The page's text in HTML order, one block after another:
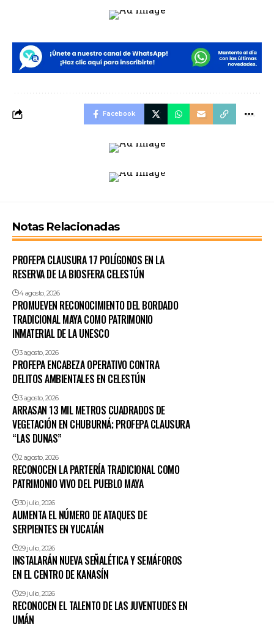
Facebook
Notas Relacionadas
PROFEPA CLAUSURA 17 POLÍGONOS EN LA
RESERVA DE LA BIOSFERA CELESTÚN
4 agosto, 2026
PROMUEVEN RECONOCIMIENTO DEL BORDADO
TRADICIONAL MAYA COMO PATRIMONIO
INMATERIAL DE LA UNESCO
3 agosto, 2026
PROFEPA ENCABEZA OPERATIVO CONTRA
DELITOS AMBIENTALES EN CELESTÚN
3 agosto, 2026
ARRASAN 13 MIL METROS CUADRADOS DE
VEGETACIÓN EN CHUBURNÁ; PROFEPA CLAUSURA
“LAS DUNAS”
2 agosto, 2026
RECONOCEN LA PARTERÍA TRADICIONAL COMO
PATRIMONIO VIVO DEL PUEBLO MAYA
30 julio, 2026
AUMENTA EL NÚMERO DE ATAQUES DE
SERPIENTES EN YUCATÁN
29 julio, 2026
INSTALARÁN NUEVA SEÑALÉTICA Y SEMÁFOROS
EN EL CENTRO DE KANASÍN
29 julio, 2026
RECONOCEN EL TALENTO DE LAS JUVENTUDES EN
UMÁN